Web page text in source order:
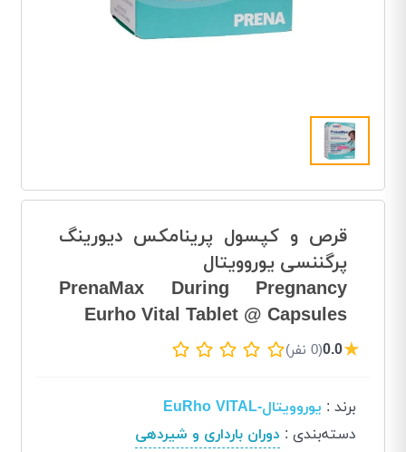
قرص و کپسول پرینامکس دیورینگ
پرگننسی یوروویتال
PrenaMax During Pregnancy
Eurho Vital Tablet @ Capsules
★
0.0(0 نفر)
برند : یوروویتال-EuRho VITAL
دسته‌بندی : دوران بارداری و شیردهی